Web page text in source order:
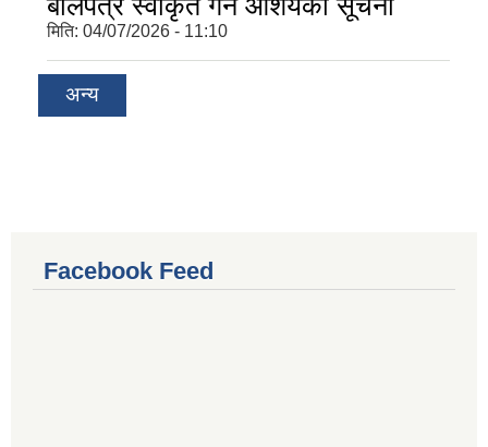
मिति: 04/07/2026 - 11:10
अन्य
Facebook Feed